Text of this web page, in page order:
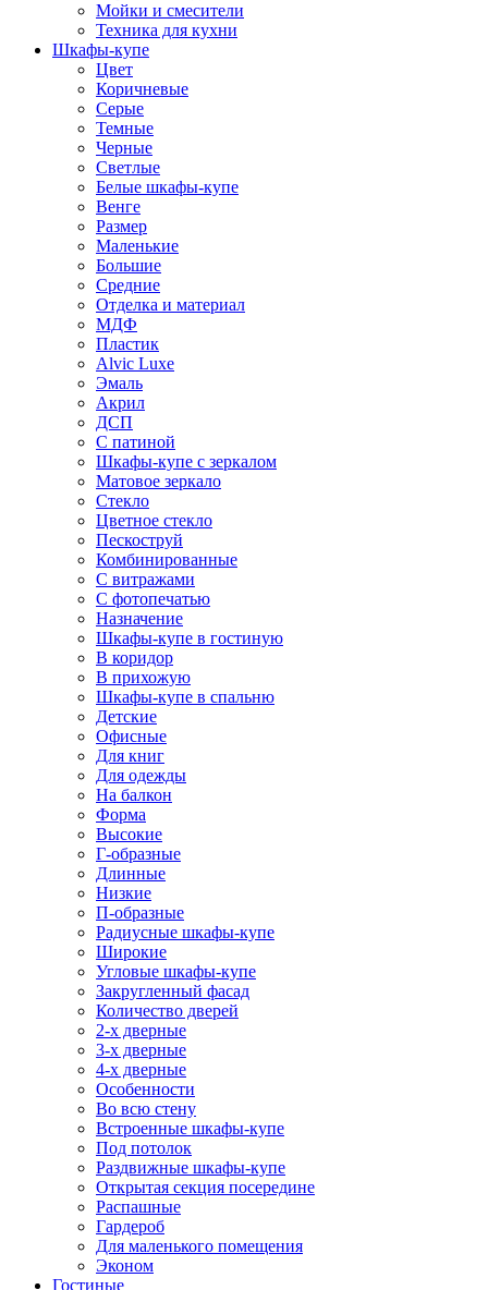
Мойки и смесители
Техника для кухни
Шкафы-купе
Цвет
Коричневые
Серые
Темные
Черные
Светлые
Белые шкафы-купе
Венге
Размер
Маленькие
Большие
Средние
Отделка и материал
МДФ
Пластик
Alvic Luxe
Эмаль
Акрил
ДСП
С патиной
Шкафы-купе с зеркалом
Матовое зеркало
Стекло
Цветное стекло
Пескоструй
Комбинированные
С витражами
С фотопечатью
Назначение
Шкафы-купе в гостиную
В коридор
В прихожую
Шкафы-купе в спальню
Детские
Офисные
Для книг
Для одежды
На балкон
Форма
Высокие
Г-образные
Длинные
Низкие
П-образные
Радиусные шкафы-купе
Широкие
Угловые шкафы-купе
Закругленный фасад
Количество дверей
2-х дверные
3-х дверные
4-х дверные
Особенности
Во всю стену
Встроенные шкафы-купе
Под потолок
Раздвижные шкафы-купе
Открытая секция посередине
Распашные
Гардероб
Для маленького помещения
Эконом
Гостиные